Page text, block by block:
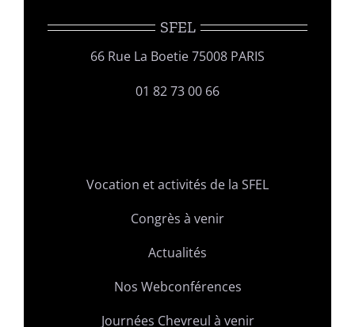
SFEL
66 Rue La Boetie 75008 PARIS
01 82 73 00 66
Vocation et activités de la SFEL
Congrès à venir
Actualités
Nos Webconférences
Journées Chevreul à venir